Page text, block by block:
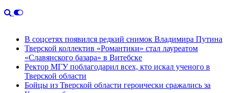
В соцсетях появился редкий снимок Владимира Путина
Тверской коллектив «Романтики» стал лауреатом
«Славянского базара» в Витебске
Ректор МГУ поблагодарил всех, кто искал ученого в
Тверской области
Бойцы из Тверской области героически сражались за